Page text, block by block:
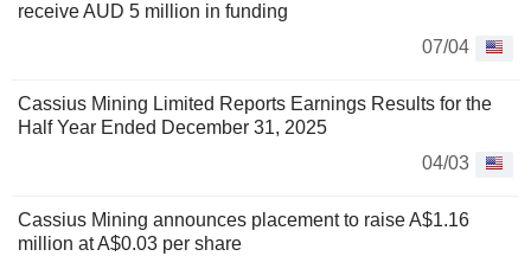
receive AUD 5 million in funding
07/04
Cassius Mining Limited Reports Earnings Results for the
Half Year Ended December 31, 2025
04/03
Cassius Mining announces placement to raise A$1.16
million at A$0.03 per share